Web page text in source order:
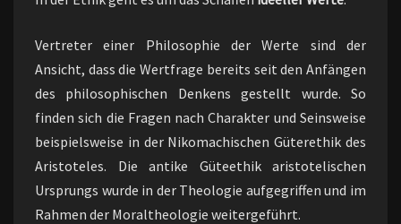
Vertreter einer Philosophie der Werte sind der
Ansicht, dass die Wertfrage bereits seit den Anfängen
des philosophischen Denkens gestellt wurde. So
finden sich die Fragen nach Charakter und Seinsweise
beispielsweise in der Nikomachischen Güterethik des
Aristoteles. Die antike Güteethik aristotelischen
Ursprungs wurde in der Theologie aufgegriffen und im
Rahmen der Moraltheologie weitergeführt.